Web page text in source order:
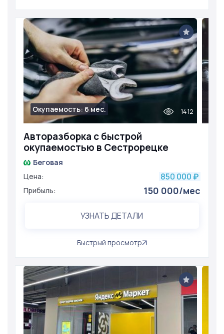
Авторазборка с быстрой
окупаемостью в Сестрорецке
Окупаемость: 6 мес. 1412
Беговая
Цена:
850 000 ₽
Прибыль: 150 000/мес
УЗНАТЬ ДЕТАЛИ
Быстрый просмотр